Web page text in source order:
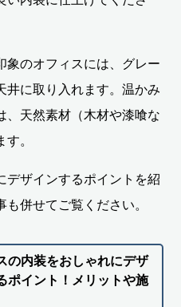
象のオフィスには、グレー
井に取り入れます。温かみ
、天然素材（木材や漆喰な
。
デザインするポイントを紹
併せてご覧ください。
の内装をおしゃれにデザ
ポイント！メリットや施